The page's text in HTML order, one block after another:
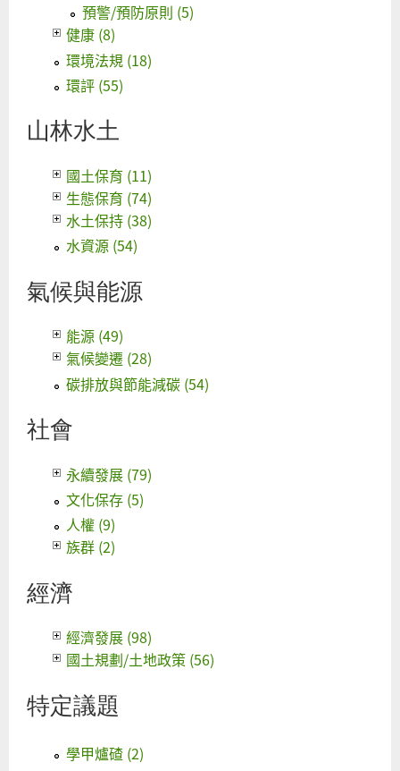
預警/預防原則 (5)
健康 (8)
環境法規 (18)
環評 (55)
山林水土
國土保育 (11)
生態保育 (74)
水土保持 (38)
水資源 (54)
氣候與能源
能源 (49)
氣候變遷 (28)
碳排放與節能減碳 (54)
社會
永續發展 (79)
文化保存 (5)
人權 (9)
族群 (2)
經濟
經濟發展 (98)
國土規劃/土地政策 (56)
特定議題
學甲爐碴 (2)